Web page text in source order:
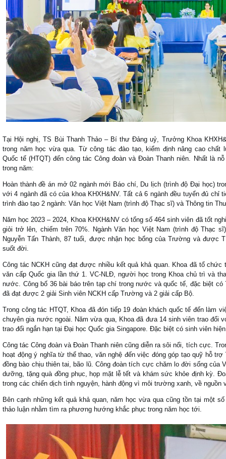
Tại Hội nghị, TS Bùi Thanh Thảo – Bí thư Đảng uỷ, Trưởng Khoa
trong năm học vừa qua. Từ công tác đào tạo, kiểm định nâng cao chất
Quốc tế (HTQT) đến công tác Công đoàn và Đoàn Thanh niên. Nhất là
trong năm:
Hoàn thành đề án mở 02 ngành mới Báo chí, Du lịch (trình độ Đại học)
với 4 ngành đã có của khoa KHXH&NV. Tất cả 6 ngành đều tuyển đủ chỉ
trình đào tạo 2 ngành: Văn học Việt Nam (trình độ Thạc sĩ) và Thông tin
Năm học 2023 – 2024, Khoa KHXH&NV có tổng số 464 sinh viên đã tốt
giỏi trở lên, chiếm trên 70%. Ngành Văn học Việt Nam (trình độ Thạc
Nguyễn Tấn Thành, 87 tuổi, được nhận học bổng của Trường và được
suốt đời.
Công tác NCKH cũng đạt được nhiều kết quả khả quan. Khoa đã tổ chức
văn cấp Quốc gia lần thứ 1. VC-NLĐ, người học trong Khoa chủ trì và
nước. Công bố 36 bài báo trên tạp chí trong nước và quốc tế, đặc biệt có
đã đạt được 2 giải Sinh viên NCKH cấp Trường và 2 giải cấp Bộ.
Trong công tác HTQT, Khoa đã đón tiếp 19 đoàn khách quốc tế đến làm
chuyên gia nước ngoài. Năm vừa qua, Khoa đã đưa 14 sinh viên trao đổi
trao đổi ngắn hạn tại Đại học Quốc gia Singapore. Đặc biệt có sinh viên
Công tác Công đoàn và Đoàn Thanh niên cũng diễn ra sôi nổi, tích cực.
hoạt động ý nghĩa từ thể thao, văn nghệ đến việc đóng góp tạo quỹ hỗ
đồng bào chịu thiên tai, bão lũ. Công đoàn tích cực chăm lo đời sống của
dưỡng, tặng quà đồng phục, họp mặt lễ tết và khám sức khỏe định kỳ.
trong các chiến dịch tình nguyện, hành động vì môi trường xanh, về
Bên cạnh những kết quả khả quan, năm học vừa qua cũng tồn tại một
thảo luận nhằm tìm ra phương hướng khắc phục trong năm học tới.